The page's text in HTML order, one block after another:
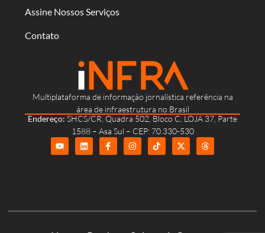
Multiplataforma de informação jornalística referência na
área de infraestrutura no Brasil
Endereço: SHCS/CR, Quadra 502, Bloco C, LOJA 37, Parte
1588 – Asa Sul – CEP: 70.330-530
Assine Nossos Serviços
Contato